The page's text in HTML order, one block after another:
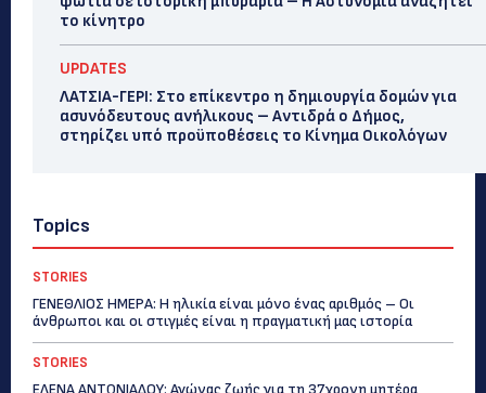
το κίνητρο
UPDATES
ΛΑΤΣΙΑ-ΓΕΡΙ: Στο επίκεντρο η δημιουργία δομών για
ασυνόδευτους ανήλικους – Αντιδρά ο Δήμος,
στηρίζει υπό προϋποθέσεις το Κίνημα Οικολόγων
Topics
STORIES
ΓΕΝΕΘΛΙΟΣ ΗΜΕΡΑ: Η ηλικία είναι μόνο ένας αριθμός – Οι
άνθρωποι και οι στιγμές είναι η πραγματική μας ιστορία
STORIES
ΕΛΕΝΑ ΑΝΤΩΝΙΑΔΟΥ: Αγώνας ζωής για τη 37χρονη μητέρα